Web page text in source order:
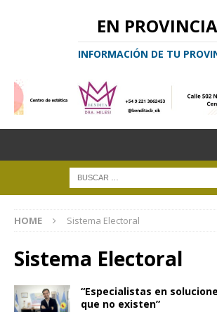
EN PROVINCIA
INFORMACIÓN DE TU
HOME Sistema Electoral
Sistema Electoral
“Especialistas en
que no existen”